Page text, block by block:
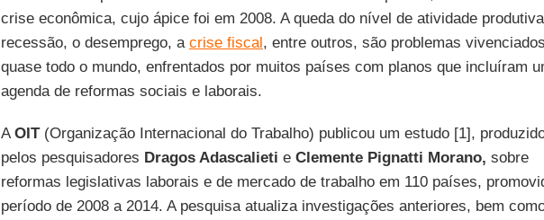
crise econômica, cujo ápice foi em 2008. A queda do nível de atividade
recessão, o desemprego, a crise fiscal, entre outros, são problemas
quase todo o mundo, enfrentados por muitos países com planos que incluíram
agenda de reformas sociais e laborais.
AOIT(Organização Internacional do Trabalho) publicou um estudo [1],
pelos pesquisadores Dragos Adascalieti e Clemente Pignatti Morano, sobre
reformas legislativas laborais e de mercado de trabalho em 110 países,
período de 2008 a 2014. A pesquisa atualiza investigações anteriores, bem